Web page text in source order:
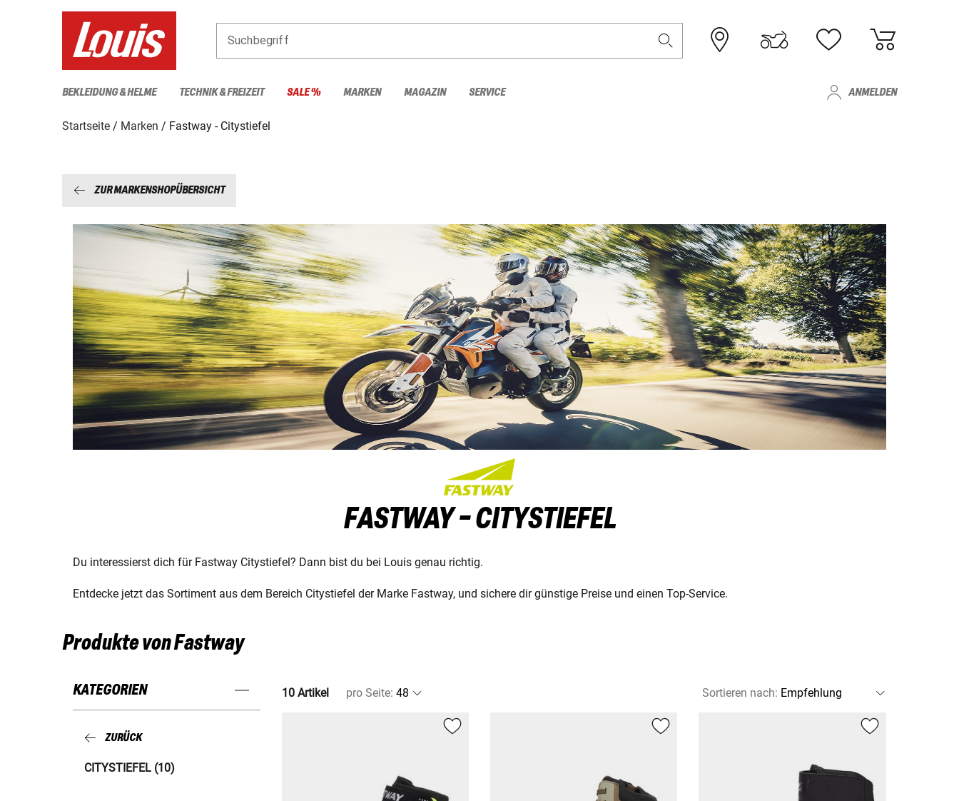
Suchbegriff
BEKLEIDUNG & HELME TECHNIK & FREIZEIT SALE % MARKEN MAGAZIN SERVICE ANMELDEN
Startseite Marken Fastway - Citystiefel
ZUR MARKENSHOPÜBERSICHT
FASTWAY - CITYSTIEFEL
Du interessierst dich für Fastway Citystiefel? Dann bist du bei Louis genau richtig.
Entdecke jetzt das Sortiment aus dem Bereich Citystiefel der Marke Fastway, und sichere dir günstige Preise und einen Top-Service.
Produkte von Fastway
KATEGORIEN
ZURÜCK
CITYSTIEFEL (10)
10 Artikel pro Seite: Sortieren nach: